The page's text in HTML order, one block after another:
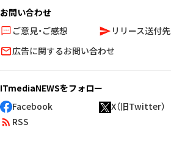
お問い合わせ
ご意見・ご感想
リリース送付先
広告に関するお問い合わせ
ITmediaNEWSをフォロー
Facebook
X（旧Twitter）
RSS